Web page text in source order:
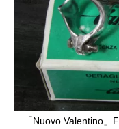
「Nuovo Valentino